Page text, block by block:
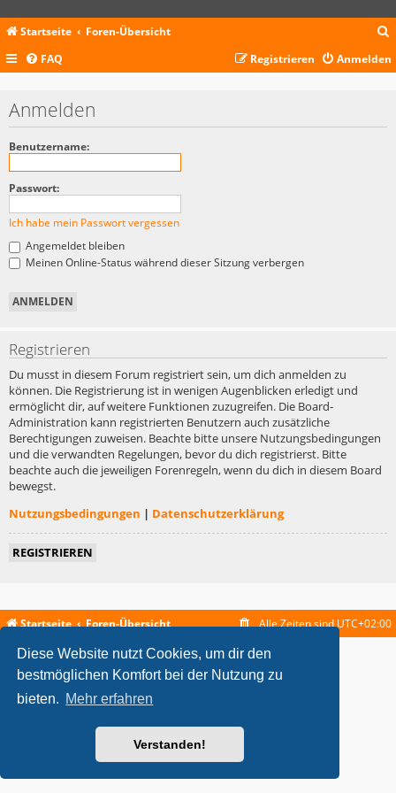
Diese Website nutzt Cookies, um dir den
bestmöglichen Komfort bei der Nutzung zu
bieten. Mehr erfahren
Verstanden!
Startseite Foren-Übersicht
c
FAQ Anmelden
Registrieren
Anmelden
Benutzername:
Passwort:
Ich habe mein Passwort vergessen
Angemeldet bleiben
Meinen Online-Status während dieser Sitzung verbergen
Registrieren
Du musst in diesem Forum registriert sein, um dich anmelden zu
können. Die Registrierung ist in wenigen Augenblicken erledigt und
ermöglicht dir, auf weitere Funktionen zuzugreifen. Die Board-
Administration kann registrierten Benutzern auch zusätzliche
Berechtigungen zuweisen. Beachte bitte unsere Nutzungsbedingungen
und die verwandten Regelungen, bevor du dich registrierst. Bitte
beachte auch die jeweiligen Forenregeln, wenn du dich in diesem Board
bewegst.
Nutzungsbedingungen | Datenschutzerklärung
REGISTRIEREN
Startseite Foren-Übersicht Alle Zeiten sindUTC+02:00
metrolike style byEric SeguinUpdated for phpBB3.2 by
Powered byphpBB ® Forum Software © phpBB Limited
phpBB.de
Datenschutz